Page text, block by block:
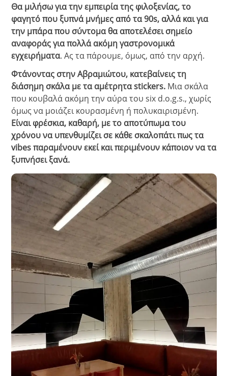
Θα μιλήσω για την εμπειρία της φιλοξενίας, το
φαγητό που ξυπνά μνήμες από τα 90s, αλλά και για
την μπάρα που σύντομα θα αποτελέσει σημείο
αναφοράς για πολλά ακόμη γαστρονομικά
εγχειρήματα.Ας τα πάρουμε, όμως, από την αρχή.
Φτάνοντας στην Αβραμιώτου, κατεβαίνεις τη
διάσημη σκάλα με τα αμέτρητα stickers. Μια σκάλα
που κουβαλά ακόμη την αύρα του six d.o.g.s., χωρίς
όμως να μοιάζει κουρασμένη ή πολυκαιρισμένη.
Είναι φρέσκια, καθαρή, με το αποτύπωμα του
χρόνου να υπενθυμίζει σε κάθε σκαλοπάτι πως τα
vibes παραμένουν εκεί και περιμένουν κάποιον να τα
ξυπνήσει ξανά.